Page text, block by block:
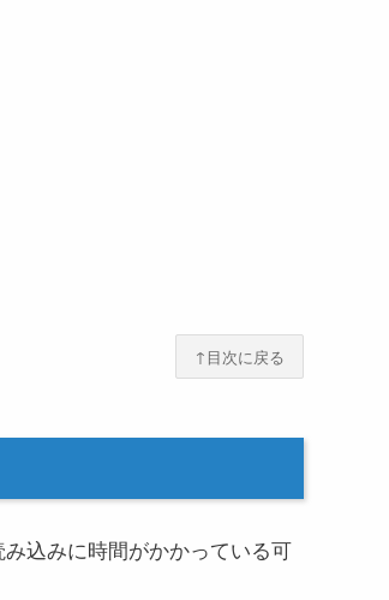
↑目次に戻る
込みに時間がかかっている可